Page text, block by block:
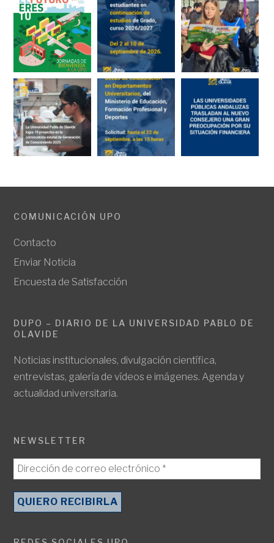
COMUNICACIÓN UPO
Contacto
Enviar Noticia
Encuesta de Satisfacción
DUPO – DIARIO DE LA UNIVERSIDAD PABLO DE
OLAVIDE
Noticias institucionales, divulgación científica,
entrevistas, galería de vídeos e imágenes. Agenda y
actualidad universitaria.
NEWSLETTER